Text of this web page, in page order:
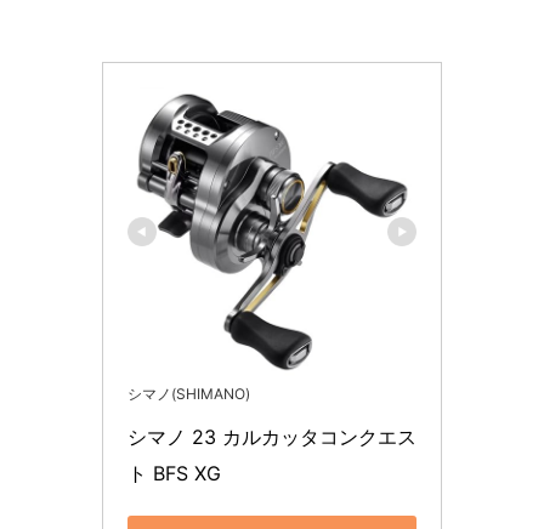
シマノ(SHIMANO)
シマノ 23 カルカッタコンクエス
ト BFS XG